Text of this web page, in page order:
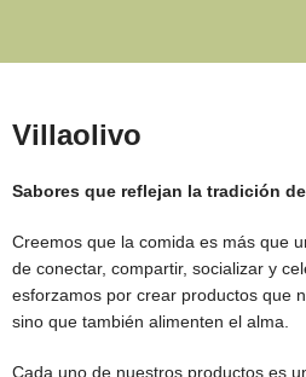
Villaolivo
Sabores que reflejan la tradición
Creemos que la comida es más que
de conectar, compartir, socializar y
esforzamos por crear productos que
sino que también alimenten el alma.
Cada uno de nuestros productos es